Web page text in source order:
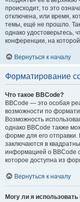
происходит, то это
отключена, или время,
темы, ещё не прошло.
однако
конференции, на
Вернуться к началу
Форматирование
Что такое BBCode?
BBCode — это особая
возможности по
Возможность
однако BBCode также
форме для его отправки.
заключаются в
информацией о BBCode
которое доступна из
Вернуться к началу
Могу ли я использовать